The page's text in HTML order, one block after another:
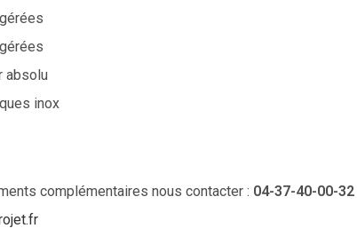
absolu
inox
complémentaires nous contacter : 04-37-40-00-32